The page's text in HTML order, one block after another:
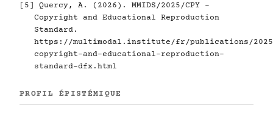
[5]
Quercy, A. (2026). MMIDS/2025/CPY -
Copyright and Educational Reproduction
Standard.
https://multimodal.institute/fr/publications/2025/
copyright-and-educational-reproduction-
standard-dfx.html
PROFIL ÉPISTÉMIQUE